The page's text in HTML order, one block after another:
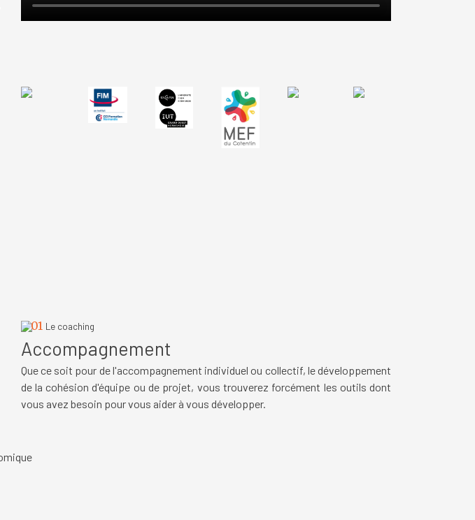
01 Le coaching
Accompagnement
Que ce soit pour de l'accompagnement individuel ou collectif, le développement
de la cohésion d'équipe ou de projet, vous trouverez forcément les outils dont
vous avez besoin pour vous aider à vous développer.